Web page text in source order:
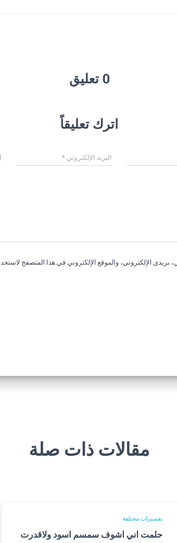
0 تعليق
اترك تعليقاً
البريد الإلكتروني*
الإلكتروني، والموقع الإلكتروني في هذا المتصفح
مقالات ذات صلة
تفسيرات مختلفة
حلمت اني اشوف سمسم اسود ولاقدرت